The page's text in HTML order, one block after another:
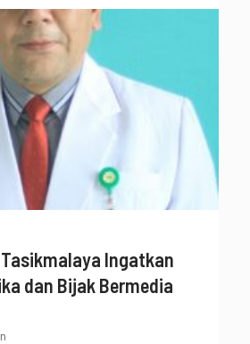
Tasikmalaya Ingatkan
dan Bijak Bermedia